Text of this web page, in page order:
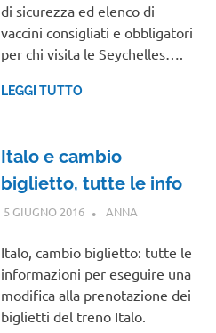
di sicurezza ed elenco di
vaccini consigliati e obbligatori
per chi visita le Seychelles….
LEGGI TUTTO
Italo e cambio
biglietto, tutte le info
5 GIUGNO 2016 ANNA
Italo, cambio biglietto: tutte le
informazioni per eseguire una
modifica alla prenotazione dei
biglietti del treno Italo.